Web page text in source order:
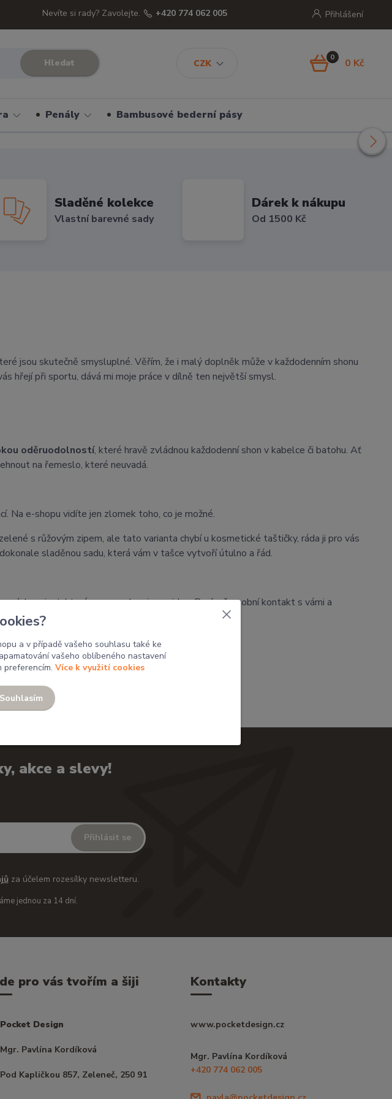
Nevíte si rady? Zavolejte. +420 774 062 005 Přihlášení
Hledat CZK
0 0 Kč
Penály Bambusové bederní pásy
Sladěné kolekce
Vlastní barevné sady
Dárek k nákupu
Od 1500 Kč
jsou skutečně smysluplné. Věřím, že i malý doplněk může v každodenním shonu
hřejí při sportu, dává mi moje práce v dílně ten největší smysl.
oděruodolností, které hravě zvládnou každodenní shon v kabelce či batohu. Ať
na řemeslo, které neuvadá.
Na e-shopu vidíte jen zlomek toho, co je možné.
s růžovým zipem, ale tato varianta chybí u kosmetické taštičky, ráda ji pro vás
sladěnou sadu, která vám v tašce vytvoří útulno a řád.
variant, které se na web ani nevejdou. Baví mě osobní kontakt s vámi a
akce a slevy!
Přihlásit se
za účelem rozesílky newsletteru.
jednou za 14 dní.
pro vás tvořím a šiji
Pocket Design
Mgr. Pavlína Kordíková
Pod Kapličkou 857, Zeleneč, 250 91
Kontakty
www.pocketdesign.cz
Mgr. Pavlína Kordíková
+420 774 062 005
a v případě vašeho souhlasu také ke
vašeho oblíbeného nastavení
preferencím. Více k využití cookies
Souhlasím